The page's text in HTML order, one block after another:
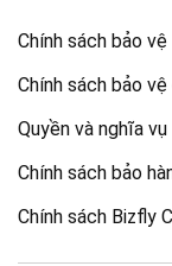
Chính sách bảo
Chính sách bảo
Quyền và nghĩa vụ
Chính sách bảo
Chính sách Bizfly